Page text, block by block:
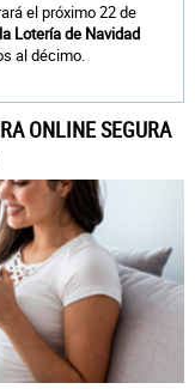
el próximo 22 de
Lotería de Navidad
al décimo.
ONLINE SEGURA